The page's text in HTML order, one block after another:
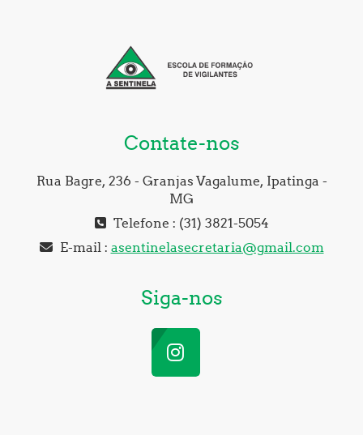
Contate-nos
Rua Bagre, 236 - Granjas Vagalume, Ipatinga -
MG
Telefone : (31) 3821-5054
E-mail : asentinelasecretaria@gmail.com
Siga-nos